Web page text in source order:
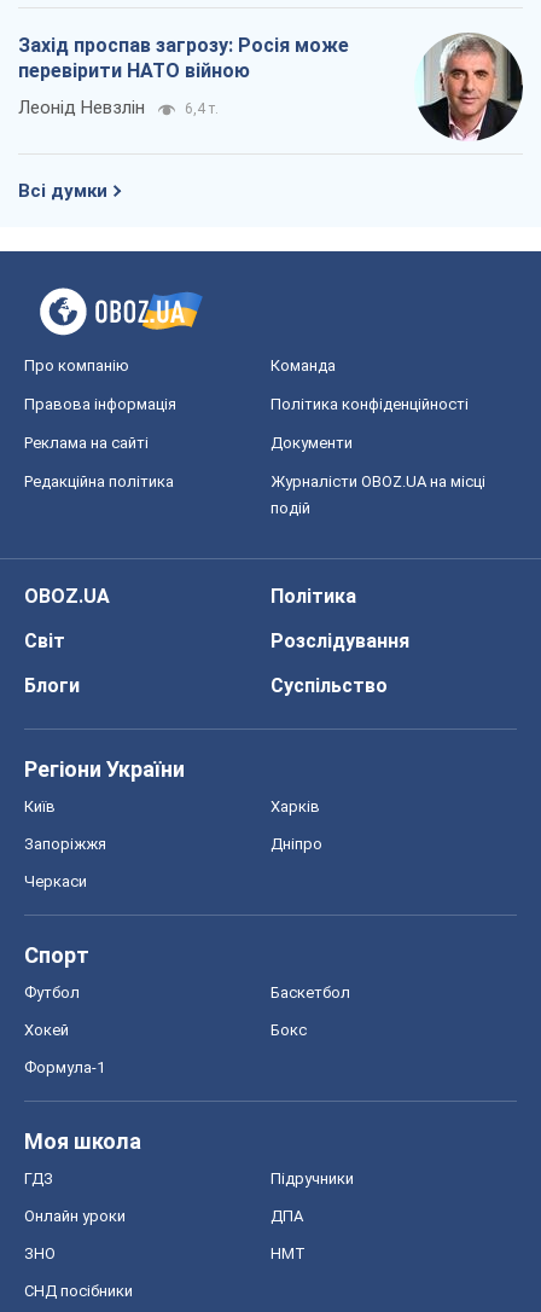
Захід проспав загрозу: Росія може
перевірити НАТО війною
Леонід Невзлін 6,4 т.
Всі думки
Про компанію Команда
Правова інформація Політика конфіденційності
Реклама на сайті Документи
Редакційна політика
Журналісти OBOZ.UA на місці
подій
OBOZ.UA
Політика
Світ
Розслідування
Блоги
Суспільство
Регіони України
Київ Харків
Запоріжжя Дніпро
Черкаси
Спорт
Футбол Баскетбол
Хокей Бокс
Формула-1
Моя школа
ГДЗ Підручники
Онлайн уроки ДПА
ЗНО НМТ
СНД посібники